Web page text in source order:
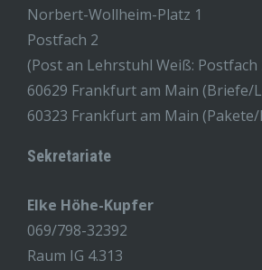
Norbert-Wollheim-Platz 1
Postfach 2
(Post an Lehrstuhl Weiß: Postfach
60629 Frankfurt am Main (Briefe/
60323 Frankfurt am Main (Pakete/
Sekretariate
Elke Höhe-Kupfer
069/798-32392
Raum IG 4.313